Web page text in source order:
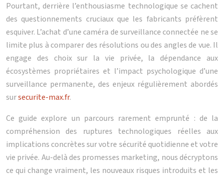
Pourtant, derrière l’enthousiasme technologique se cachent
des questionnements cruciaux que les fabricants préfèrent
esquiver. L’achat d’une caméra de surveillance connectée ne se
limite plus à comparer des résolutions ou des angles de vue. Il
engage des choix sur la vie privée, la dépendance aux
écosystèmes propriétaires et l’impact psychologique d’une
surveillance permanente, des enjeux régulièrement abordés
sursecurite-max.fr.
Ce guide explore un parcours rarement emprunté : de la
compréhension des ruptures technologiques réelles aux
implications concrètes sur votre sécurité quotidienne et votre
vie privée. Au-delà des promesses marketing, nous décryptons
ce qui change vraiment, les nouveaux risques introduits et les